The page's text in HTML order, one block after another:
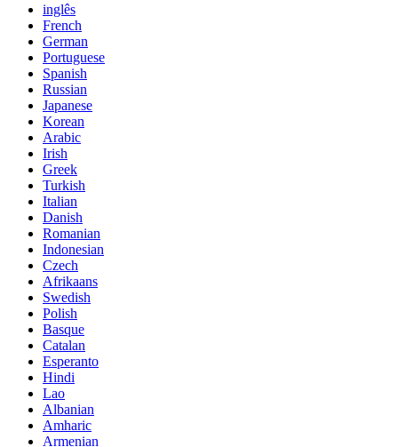
inglês
French
German
Portuguese
Spanish
Russian
Japanese
Korean
Arabic
Irish
Greek
Turkish
Italian
Danish
Romanian
Indonesian
Czech
Afrikaans
Swedish
Polish
Basque
Catalan
Esperanto
Hindi
Lao
Albanian
Amharic
Armenian